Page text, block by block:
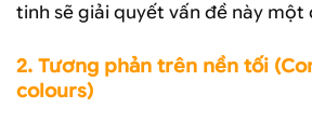
tinh sẽ giải quyết vấn đề này một
2. Tương phản trên nền tối
colours)